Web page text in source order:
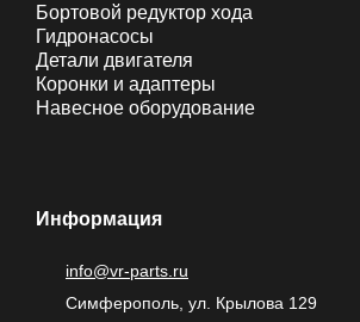
Бортовой редуктор хода
Гидронасосы
Детали двигателя
Коронки и адаптеры
Навесное оборудование
Информация
info@vr-parts.ru
Симферополь, ул. Крылова 129